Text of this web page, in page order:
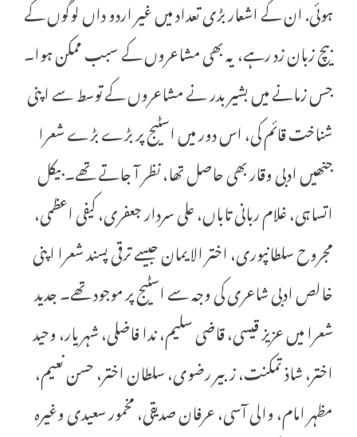
ہوئی. ان کے اشعار بڑی تعداد میں غیر اردو داں لوگوں کے
بیچ زبان زد رہے، یہ بھی مشاعروں کے سبب ممکن ہوا۔
جس زمانے میں بشیر بدر نے مشاعروں کے توسط سے اپنی
شناخت قائم کی، اس دور میں اسٹیج پر بڑے بڑے شعرا
جنھیں ادبی وقار بھی حاصل تھا، نظر آ جاتے تھے۔بیکل
اتساہی، غلام ربانی تاباں، علی سردار جعفری، کیفی اعظمی،
مجروح سلطانپوری، اختر الایمان جیسے ترقی پسند شعرا اپنی
خالص ادبی شاعری کی وجہ سے اسٹیج پر موجود تھے۔ جدید
شعرا میں عزیز قیسی، قاضی سلیم، ندا فاضلی، شہریار، وحید
اختر، شاذ تمکنت، زبیر رضوی، سلطان اختر، حسن نعیم،
مظہر امام، والی آسی، عرفان صدیقی، مخمور سعیدی وغیرہ